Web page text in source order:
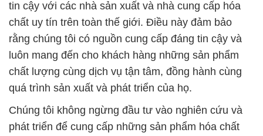
tin cậy với các nhà sản xuất và nhà cung cấp hóa
chất uy tín trên toàn thế giới. Điều này đảm bảo
rằng chúng tôi có nguồn cung cấp đáng tin cậy và
luôn mang đến cho khách hàng những sản phẩm
chất lượng cùng dịch vụ tận tâm, đồng hành cùng
quá trình sản xuất và phát triển của họ.
Chúng tôi không ngừng đầu tư vào nghiên cứu và
phát triển để cung cấp những sản phẩm hóa chất